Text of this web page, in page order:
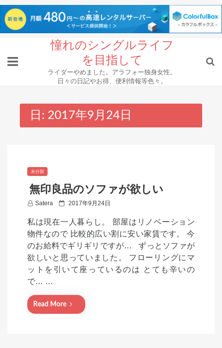
content
憧れのシングルライフ
を目指して
ライダーやめました。アラフォー独身女性。
日々の日記やお得、便利情報等色々。
日: 2017年9月24日
未分類
無印良品のソファが欲しい
Satera
P
t
e
d
o
2017年9月24日
私は現在一人暮らし。 部屋はリノベーション
物件なので 比較的広い割に安い家賃です。 今
のお給料でギリギリですが… ずっとソファが
欲しいと思っていました。 フローリングにマ
ットを引いて座っているのは とても辛いの
で… …
Read More